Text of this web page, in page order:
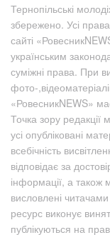
Тернопільські
збережено. Усі
сайті
українським
суміжні права. При
фото-
«РовесникNEWS»
Точка зору редакції
усі опубліковані
всебічність
відповідає за
інформації, а також
висловлені
ресурс виконує
публікуються на